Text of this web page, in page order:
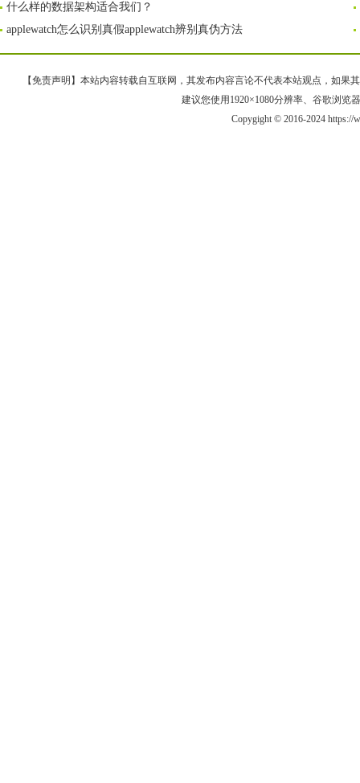
什么样的数据架构适合我们？
applewatch怎么识别真假applewatch辨别真伪方法
【免责声明】本站内容转载自互联网，其发布内容言论不代表本站观点，如果
建议您使用1920×1080分辨率、谷歌浏览
Copygight © 2016-2024 https://